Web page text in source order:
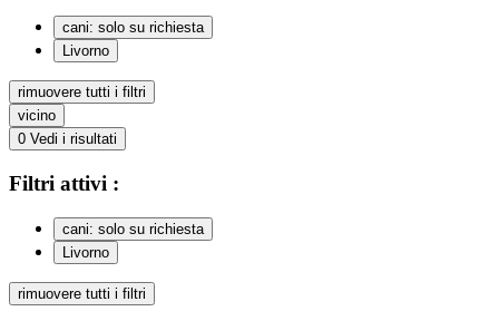
cani: solo su richiesta
Livorno
rimuovere tutti i filtri
vicino
0 Vedi i risultati
Filtri attivi :
cani: solo su richiesta
Livorno
rimuovere tutti i filtri